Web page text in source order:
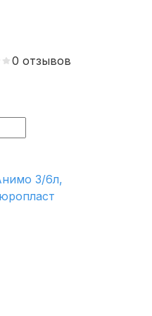
0 отзывов
3/6л,